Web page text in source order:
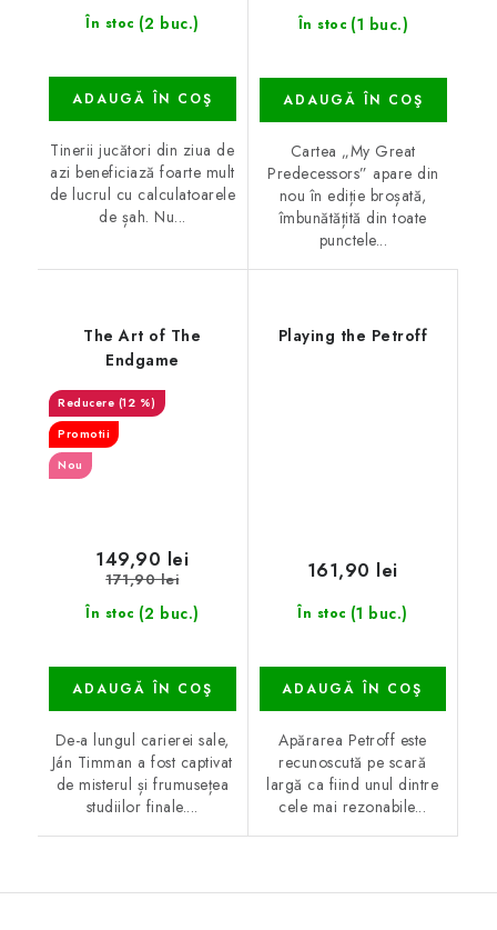
În stoc (2 buc.)
ADAUGĂ ÎN COŞ
Tinerii jucători din ziua de
azi beneficiază foarte mult
de lucrul cu calculatoarele
de șah. Nu...
În stoc (1 buc.)
ADAUGĂ ÎN COŞ
Cartea „My Great
Predecessors” apare din
nou în ediție broșată,
îmbunătățită din toate
punctele...
The Art of The
Endgame
(12 %)
Promotii
Nou
În stoc (2 buc.)
149,90 lei
171,90 lei
ADAUGĂ ÎN COŞ
De-a lungul carierei sale,
Ján Timman a fost captivat
de misterul și frumusețea
studiilor finale....
Playing the Petroff
În stoc (1 buc.)
161,90 lei
ADAUGĂ ÎN COŞ
Apărarea Petroff este
recunoscută pe scară
largă ca fiind unul dintre
cele mai rezonabile...